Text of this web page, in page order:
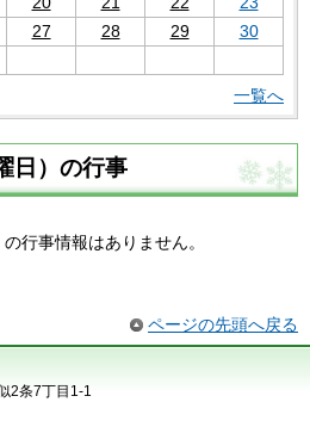
27 28 29
30
一覧へ
日）の行事
行事情報はありません。
ページの先頭へ戻る
2条7丁目1-1